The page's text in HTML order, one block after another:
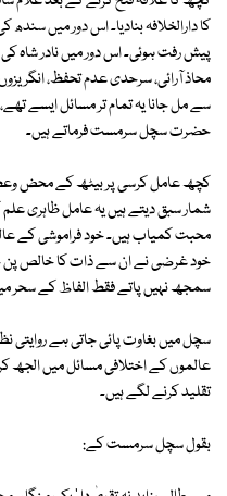
کا دارالخلافہ بنادیا۔ اس دور میں سندھ
پیش رفت ہوئی۔ اس دور میں نادر شاہ کی
محاذ آرائی، سرحدی عدم تحفظ،
سے مل جانا یہ تمام تر مسائل ایسے
حضرت سچل سرمست فرماتے ہیں۔
کچھ عامل کرسی پر بیٹھ کے محض
شمار سبق دیتے ہیں یہ عامل ظاہری
محبت کمیاب ہیں۔ خود فراموشی کے
خود غرضی نے ان سے ذات کا خالص پن
سمجھ نہیں پاتے فقط الفاظ کے سحر
سچل میں بغاوت پائی جاتی ہے
عالموں کے اختلافی مسائل میں الجھ
تقلید کرنے لگے ہیں۔
بقول سچل سرمست کے: